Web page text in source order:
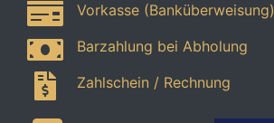
Vorkasse (Banküberweisung)
Barzahlung bei Abholung
Zahlschein / Rechnung